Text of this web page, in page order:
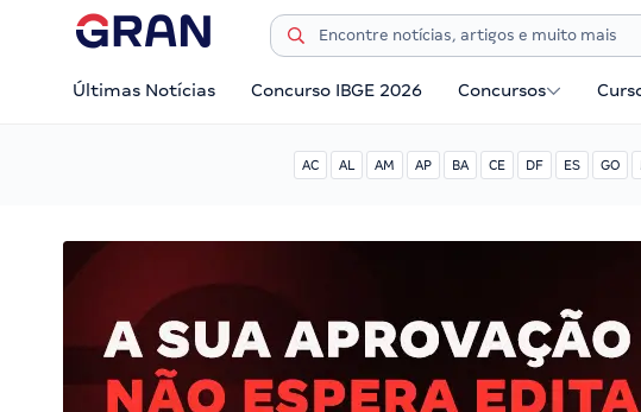
Últimas Notícias Concurso IBGE 2026 Concursos
AC AL AM AP BA CE DF ES GO